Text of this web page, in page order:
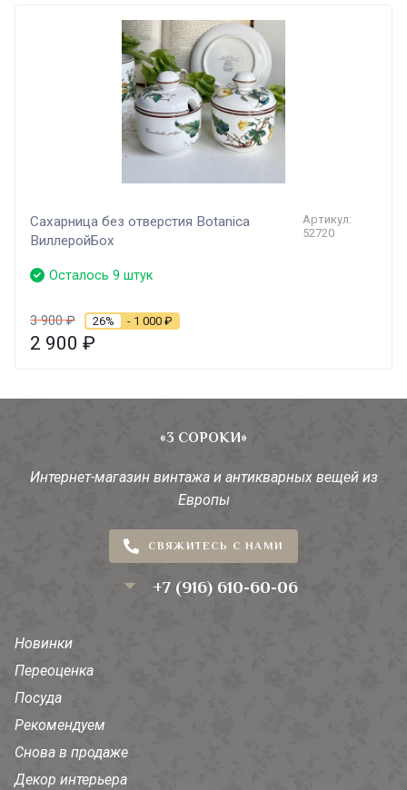
Сахарница без отверстия Botanica
ВиллеройБох
Артикул:
52720
Осталось 9 штук
3 900₽ 26% - 1 000 ₽
2 900 ₽
«3 СОРОКИ»
Интернет-магазин винтажа и антикварных вещей из
Европы
СВЯЖИТЕСЬ С НАМИ
+7 (916) 610-60-06
Новинки
Переоценка
Посуда
Рекомендуем
Снова в продаже
Декор интерьера